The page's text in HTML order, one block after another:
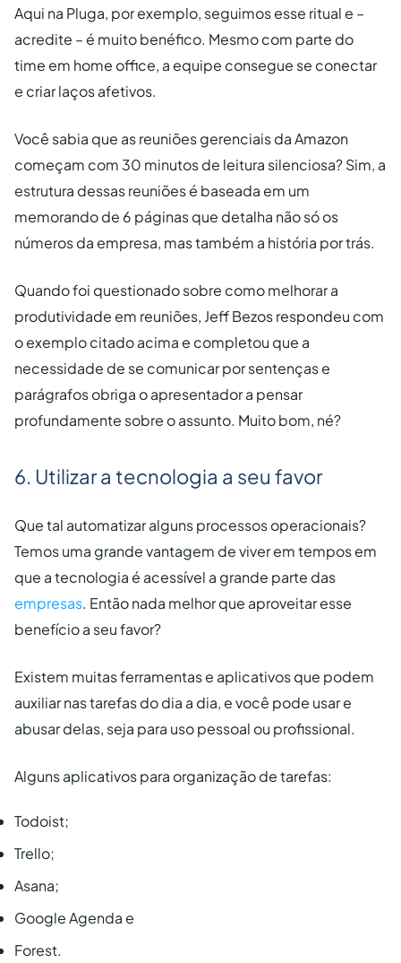
Aqui na Pluga, por exemplo, seguimos esse ritual e –
acredite – é muito benéfico. Mesmo com parte do
time em home office, a equipe consegue se conectar
e criar laços afetivos.
Você sabia que as reuniões gerenciais da Amazon
começam com 30 minutos de leitura silenciosa? Sim, a
estrutura dessas reuniões é baseada em um
memorando de 6 páginas que detalha não só os
números da empresa, mas também a história por trás.
Quando foi questionado sobre como melhorar a
produtividade em reuniões, Jeff Bezos respondeu com
o exemplo citado acima e completou que a
necessidade de se comunicar por sentenças e
parágrafos obriga o apresentador a pensar
profundamente sobre o assunto. Muito bom, né?
6. Utilizar a tecnologia a seu favor
Que tal automatizar alguns processos operacionais?
Temos uma grande vantagem de viver em tempos em
que a tecnologia é acessível a grande parte das
empresas. Então nada melhor que aproveitar esse
benefício a seu favor?
Existem muitas ferramentas e aplicativos que podem
auxiliar nas tarefas do dia a dia, e você pode usar e
abusar delas, seja para uso pessoal ou profissional.
Alguns aplicativos para organização de tarefas:
Todoist;
Trello;
Asana;
Google Agenda e
Forest.